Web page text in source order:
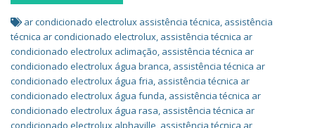
ar condicionado electrolux assistência técnica, assistência
técnica ar condicionado electrolux, assistência técnica ar
condicionado electrolux aclimação, assistência técnica ar
condicionado electrolux água branca, assistência técnica ar
condicionado electrolux água fria, assistência técnica ar
condicionado electrolux água funda, assistência técnica ar
condicionado electrolux água rasa, assistência técnica ar
condicionado electrolux alphaville, assistência técnica ar